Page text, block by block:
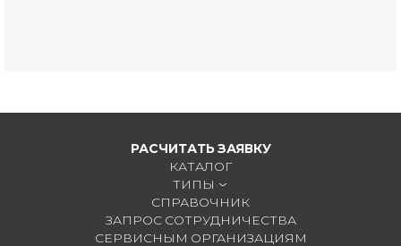
РАСЧИТАТЬ ЗАЯВКУ
КАТАЛОГ
ТИПЫ
СПРАВОЧНИК
ЗАПРОС СОТРУДНИЧЕСТВА
СЕРВИСНЫМ ОРГАНИЗАЦИЯМ